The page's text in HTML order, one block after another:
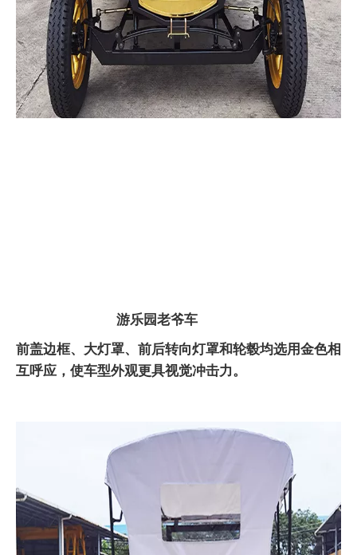
游乐园老爷车
前盖边框、大灯罩、前后转向灯罩和轮毂均选用金色相
互呼应，使车型外观更具视觉冲击力。